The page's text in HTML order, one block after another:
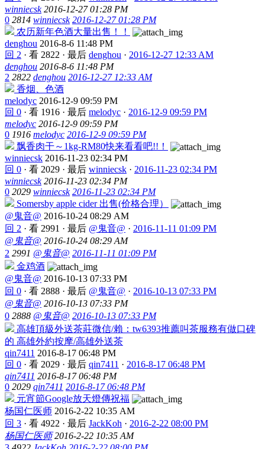
winniecsk 2016-12-27 01:28 PM
0 2814 winniecsk 2016-12-27 01:28 PM
农历新年色酒大量出售！！
denghou 2016-8-6 11:48 PM
回 2 · 看 2822 · 最后 denghou · 2016-12-27 12:33 AM
denghou 2016-8-6 11:48 PM
2 2822 denghou 2016-12-27 12:33 AM
香烟、色酒
melodyc 2016-12-9 09:59 PM
回 0 · 看 1916 · 最后 melodyc · 2016-12-9 09:59 PM
melodyc 2016-12-9 09:59 PM
0 1916 melodyc 2016-12-9 09:59 PM
飘香肉干～1kg-RM80快来看看吧!!！
winniecsk 2016-11-23 02:34 PM
回 0 · 看 2029 · 最后 winniecsk · 2016-11-23 02:34 PM
winniecsk 2016-11-23 02:34 PM
0 2029 winniecsk 2016-11-23 02:34 PM
Somersby apple cider 出售(价格合理）
@鬼音@ 2016-10-24 08:29 AM
回 2 · 看 2991 · 最后 @鬼音@ · 2016-11-11 01:09 PM
@鬼音@ 2016-10-24 08:29 AM
2 2991 @鬼音@ 2016-11-11 01:09 PM
金鸡酒
@鬼音@ 2016-10-13 07:33 PM
回 0 · 看 2888 · 最后 @鬼音@ · 2016-10-13 07:33 PM
@鬼音@ 2016-10-13 07:33 PM
0 2888 @鬼音@ 2016-10-13 07:33 PM
高雄頂級外送茶莊微信/賴：tw6393推薦叫茶服務有做口碑
的 高雄外約按摩/高雄外送茶
qin7411 2016-8-17 06:48 PM
回 0 · 看 2029 · 最后 qin7411 · 2016-8-17 06:48 PM
qin7411 2016-8-17 06:48 PM
0 2029 qin7411 2016-8-17 06:48 PM
元宵節Google放天燈傳祝福
杨国仁医师 2016-2-22 10:35 AM
回 3 · 看 4922 · 最后 JackKoh · 2016-2-22 08:00 PM
杨国仁医师 2016-2-22 10:35 AM